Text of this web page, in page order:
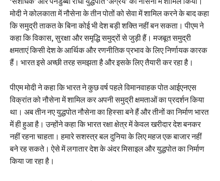
मोदी ने कोलकाता में नौसेना के तीन पोतों को सेवा में शामिल करने के बाद कहा
कि समुद्री ताकत के बिना कोई भी देश बड़ी शक्ति नहीं बन सकता। पीएम ने
कहा कि विकास, सुरक्षा और समृद्धि समुद्रों से जुड़ी हैं। मजबूत समुद्री
क्षमताएं किसी देश के आर्थिक और रणनीतिक प्रभाव के लिए निर्णायक कारक
हैं। भारत इसे अच्छी तरह समझता है और इसके लिए तैयारी कर रहा है।
पीएम मोदी ने कहा कि भारत ने कुछ वर्ष पहले विमानवाहक पोत आईएनएस
विक्रांत को नौसेना में शामिल कर अपनी समुद्री क्षमताओं का प्रदर्शन किया
था। अब तीन नए युद्धपोत नौसेना का हिस्सा बने हैं और तीनों का निर्माण भारत
में ही हुआ है। उन्होंने कहा कि भारत रक्षा क्षेत्र में केवल खरीदार देश बनकर
नहीं रहना चाहता। हमारे सशस्त्र बल दुनिया के लिए महज एक बाजार नहीं
बने रह सकते। ऐसे में लगातार देश के अंदर मिसाइल और युद्धपोत का निर्माण
किया जा रहा है।